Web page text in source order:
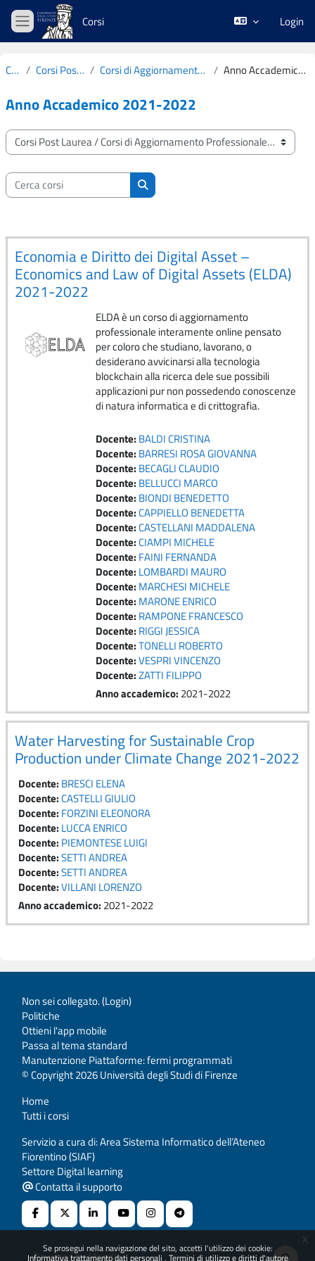
Vai al contenuto principale
Se prosegui nella navigazione del sito, accetti l'utilizzo dei cookie:
Informativa trattamento dati personali Termini di utilizzo e diritti d'autore
x
Pannello laterale
Corsi Login
Corsi Corsi Post Laurea Corsi di Aggiornamento Professionale Anno Accademico 2021-2022
Anno Accademico 2021-2022
Categorie di corso
Cerca corsi
Cerca corsi
Economia e Diritto dei Digital Asset –
Economics and Law of Digital Assets (ELDA)
2021-2022
ELDA è un corso di aggiornamento
professionale interamente online pensato
per coloro che studiano, lavorano, o
desiderano avvicinarsi alla tecnologia
blockchain alla ricerca dele sue possibili
applicazioni pur non possedendo conoscenze
di natura informatica e di crittografia.
Docente: BALDI CRISTINA
Docente: BARRESI ROSA GIOVANNA
Docente: BECAGLI CLAUDIO
Docente: BELLUCCI MARCO
Docente: BIONDI BENEDETTO
Docente:CAPPIELLO BENEDETTA
Docente:CASTELLANI MADDALENA
Docente:CIAMPI MICHELE
Docente: FAINI FERNANDA
Docente: LOMBARDI MAURO
Docente: MARCHESI MICHELE
Docente: MARONE ENRICO
Docente: RAMPONE FRANCESCO
Docente: RIGGI JESSICA
Docente:TONELLI ROBERTO
Docente:VESPRI VINCENZO
Docente:ZATTI FILIPPO
Anno accademico: 2021-2022
Water Harvesting for Sustainable Crop
Production under Climate Change 2021-2022
Docente: BRESCI ELENA
Docente:CASTELLI GIULIO
Docente: FORZINI ELEONORA
Docente: LUCCA ENRICO
Docente: PIEMONTESE LUIGI
Docente:SETTI ANDREA
Docente:SETTI ANDREA
Docente:VILLANI LORENZO
Anno accademico: 2021-2022
Non sei collegato. (Login)
Politiche
Ottieni l'app mobile
Passa al tema standard
Manutenzione Piattaforme: fermi programmati
© Copyright 2026 Università degli Studi di Firenze
Home
Tutti i corsi
Servizio a cura di: Area Sistema Informatico dell’Ateneo
Fiorentino (SIAF)
Settore Digital learning
Contatta il supporto
Powered byMoodle